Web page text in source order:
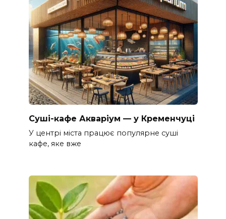
Суші-кафе Акваріум — у Кременчуці
У центрі міста працює популярне суші
кафе, яке вже